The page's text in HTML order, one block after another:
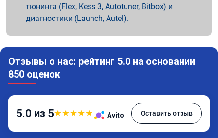
тюнинга (Flex, Kess 3, Autotuner, Bitbox) и
диагностики (Launch, Autel).
Отзывы о нас: рейтинг 5.0 на основании
850 оценок
5.0 из 5★★★★★ Avito Оставить отзыв